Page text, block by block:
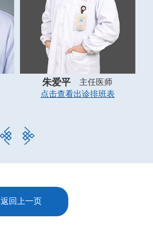
朱爱平
主任医师
点击查看出诊排班表
返回上一页